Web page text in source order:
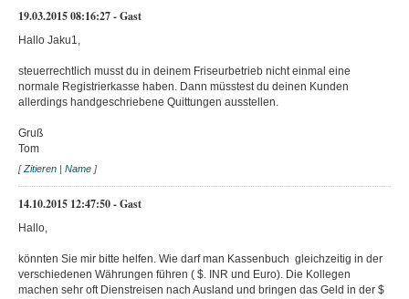
19.03.2015 08:16:27 - Gast
Hallo Jaku1,
steuerrechtlich musst du in deinem Friseurbetrieb nicht einmal eine
normale Registrierkasse haben. Dann müsstest du deinen Kunden
allerdings handgeschriebene Quittungen ausstellen.
Gruß
Tom
[Zitieren | Name ]
14.10.2015 12:47:50 - Gast
Hallo,
könnten Sie mir bitte helfen. Wie darf man Kassenbuch gleichzeitig in der
verschiedenen Währungen führen ( $. INR und Euro). Die Kollegen
machen sehr oft Dienstreisen nach Ausland und bringen das Geld in der $